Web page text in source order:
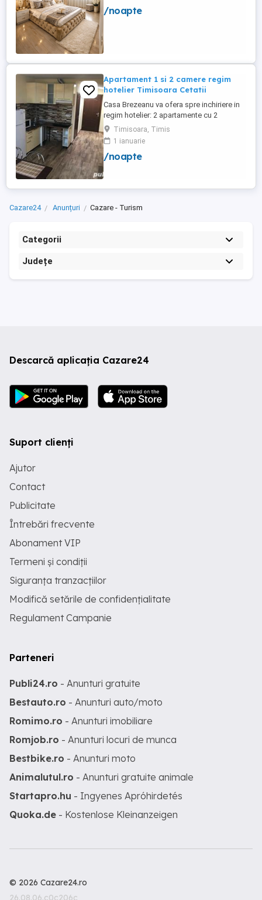
/noapte
Apartament 1 si 2 camere regim
hotelier Timisoara Cetatii
Casa Brezeanu va ofera spre inchiriere in
regim hotelier: 2 apartamente cu 2
dormitoare, baie si bucatarie proprie. (4
locuri cazare in fiecare apartament) 1
apartament cu 1 dormitor, baie si
bucatarie proprie. (3 locuri cazare) Fiecare
Timisoara, Timis
1 ianuarie
/noapte
Cazare24 Anunțuri Cazare - Turism
Categorii
Județe
Descarcă aplicația Cazare24
Suport clienți
Ajutor
Contact
Publicitate
Întrebări frecvente
Abonament VIP
Termeni și condiții
Siguranța tranzacțiilor
Modifică setările de confidențialitate
Regulament Campanie
Parteneri
Publi24.ro - Anunturi gratuite
Bestauto.ro - Anunturi auto/moto
Romimo.ro - Anunturi imobiliare
Romjob.ro - Anunturi locuri de munca
Bestbike.ro - Anunturi moto
Animalutul.ro - Anunturi gratuite animale
Startapro.hu - Ingyenes Apróhirdetés
Quoka.de - Kostenlose Kleinanzeigen
© 2026 Cazare24.ro
26.08.06.c0c206c